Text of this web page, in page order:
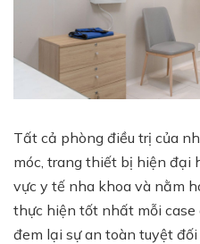
Tất cả phòng điều trị của
móc, trang thiết bị hiện đại
vực y tế nha khoa và nằm
thực hiện tốt nhất mỗi case
đem lại sự an toàn tuyệt